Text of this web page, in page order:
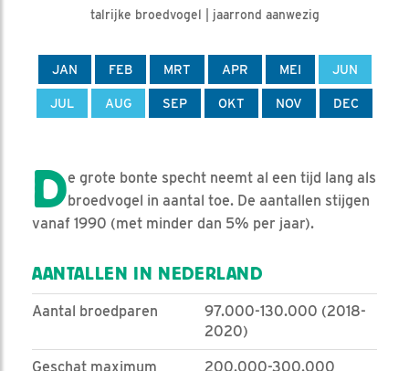
talrijke broedvogel | jaarrond aanwezig
JAN FEB MRT APR MEI JUN
JUL AUG SEP OKT NOV DEC
De grote bonte specht neemt al een tijd lang als
broedvogel in aantal toe. De aantallen stijgen
vanaf 1990 (met minder dan 5% per jaar).
AANTALLEN IN NEDERLAND
Aantal broedparen
97.000-130.000 (2018-
2020)
Geschat maximum 200.000-300.000